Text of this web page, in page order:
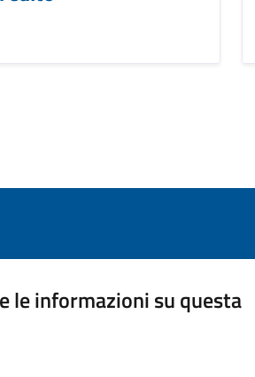
le informazioni su questa